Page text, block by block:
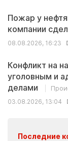
Пожар у
компании
08.08.2026, 16:23
Конфликт на
уголовным и
делами
03.08.2026, 13:04
Последние